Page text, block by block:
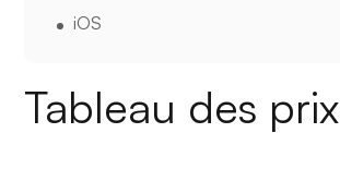
iOS
Tableau des prix